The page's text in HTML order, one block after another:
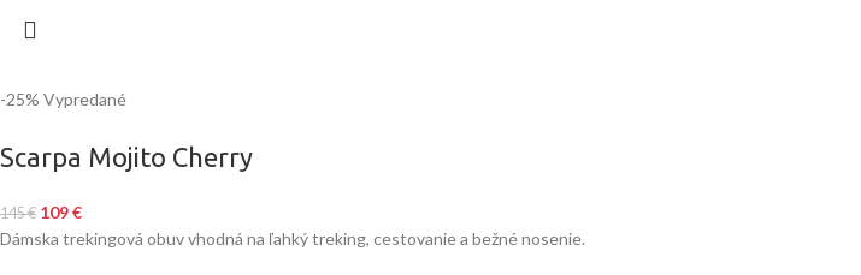
-25% Vypredané
Scarpa Mojito Cherry
145€ 109€
Dámska trekingová obuv vhodná na ľahký treking, cestovanie a bežné nosenie.